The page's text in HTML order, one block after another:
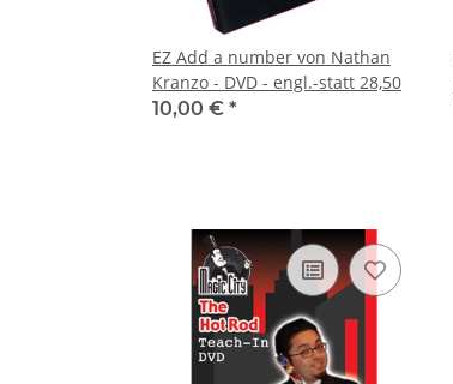
EZ Add a number von Nathan
Kranzo - DVD - engl.-statt 28,50
10,00 € *